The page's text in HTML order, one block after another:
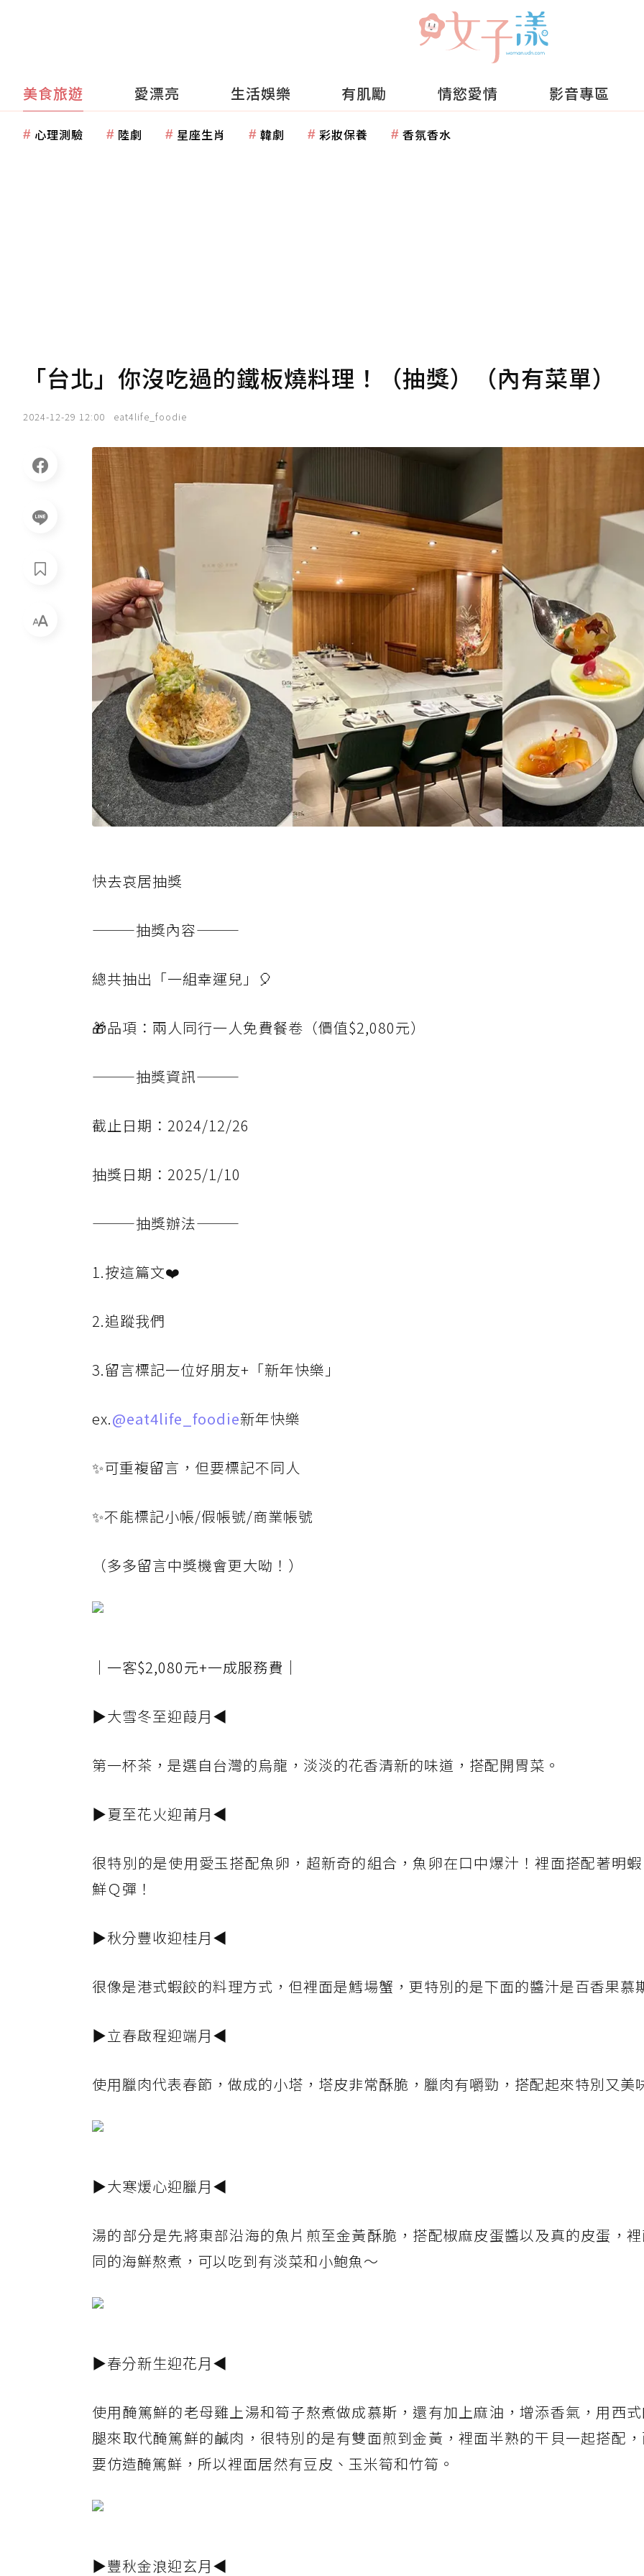
美食旅遊 愛漂亮 生活娛樂 有肌勵 情慾愛情 影音專區
心理測驗 陸劇 星座生肖 韓劇 彩妝保養 香氛香水
「台北」你沒吃過的鐵板燒料理！（抽獎）（內有菜單）
2024-12-29 12:00 eat4life_foodie
快去哀居抽獎
———抽獎內容———
總共抽出「一組幸運兒」🎈
🎁品項：兩人同行一人免費餐卷（價值$2,080元）
———抽獎資訊———
截止日期：2024/12/26
抽獎日期：2025/1/10
———抽獎辦法———
1.按這篇文❤️
2.追蹤我們
3.留言標記一位好朋友+「新年快樂」
ex.@eat4life_foodie新年快樂
✨可重複留言，但要標記不同人
✨不能標記小帳/假帳號/商業帳號
（多多留言中獎機會更大呦！）
｜一客$2,080元+一成服務費｜
▶大雪冬至迎葭月◀
第一杯茶，是選自台灣的烏龍，淡淡的花香清新的味道，搭配開胃菜。
▶夏至花火迎莆月◀
很特別的是使用愛玉搭配魚卵，超新奇的組合，魚卵在口中爆汁！裡面搭配著明
鮮Ｑ彈！
▶秋分豐收迎桂月◀
很像是港式蝦餃的料理方式，但裡面是鱈場蟹，更特別的是下面的醬汁是百香果慕
▶立春啟程迎端月◀
使用臘肉代表春節，做成的小塔，塔皮非常酥脆，臘肉有嚼勁，搭配起來特別又美
▶大寒煖心迎臘月◀
湯的部分是先將東部沿海的魚片煎至金黃酥脆，搭配椒麻皮蛋醬以及真的皮蛋，
同的海鮮熬煮，可以吃到有淡菜和小鮑魚～
▶春分新生迎花月◀
使用醃篤鮮的老母雞上湯和筍子熬煮做成慕斯，還有加上麻油，增添香氣，用西
腿來取代醃篤鮮的鹹肉，很特別的是有雙面煎到金黃，裡面半熟的干貝一起搭配
要仿造醃篤鮮，所以裡面居然有豆皮、玉米筍和竹筍。
▶豐秋金浪迎玄月◀